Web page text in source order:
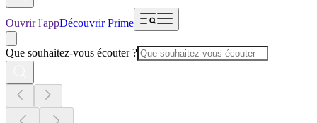
Ouvrir l'appDécouvrir Prime
Que souhaitez-vous écouter ?